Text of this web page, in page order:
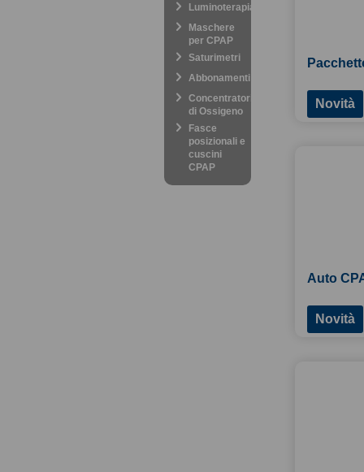
Luminoterapia
Maschere
per CPAP
Saturimetri
Abbonamenti
Concentratori
di Ossigeno
Fasce
posizionali e
cuscini
CPAP
Novità
Auto
Novità